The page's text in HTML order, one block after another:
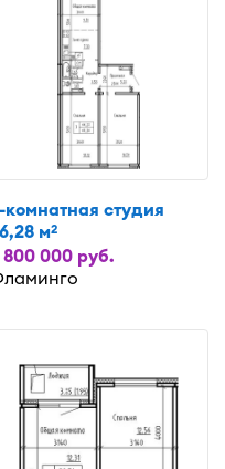
комнатная студия
м2
800 000 руб.